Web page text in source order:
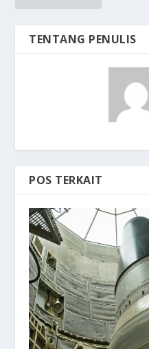
TENTANG PENULIS
POS TERKAIT